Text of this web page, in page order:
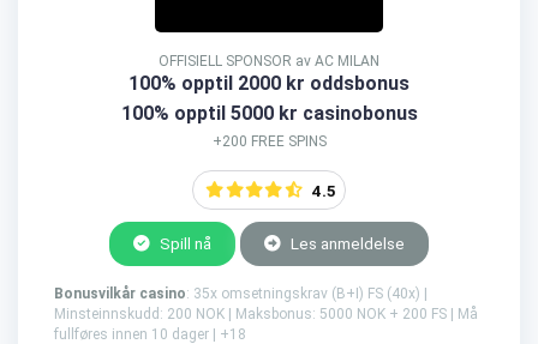
OFFISIELL SPONSOR av AC MILAN
100% opptil 2000 kr oddsbonus
100% opptil 5000 kr casinobonus
+200 FREE SPINS
4.5
Spill nå Les anmeldelse
Bonusvilkår casino: 35x omsetningskrav (B+I) FS (40x) |
Minsteinnskudd: 200 NOK | Maksbonus: 5000 NOK + 200 FS | Må
fullføres innen 10 dager | +18